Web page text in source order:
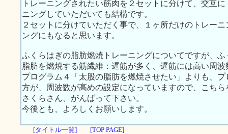
トレーニングされたい筋肉を２セットに分けて、交互
ニングしていただいても結構です。
２セットに分けていただく事で、１ヶ所だけのトレー
ングにもなると思います。
ふくらはぎの脂肪燃焼トレーニングについてですが、
脂肪を燃焼する筋繊維：遅筋が多く、遅筋には高い周
プログラム４「太股の脂肪を燃焼させたい」よりも、
方が、周波数が高めの設定になっていますので、こち
さくらさん、がんばって下さい。
今後とも、よろしくお願いします。
[タイトル一覧] [TOP PAGE]